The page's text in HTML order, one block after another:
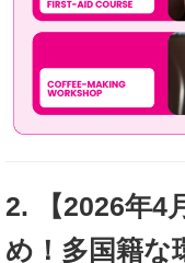
2. 【2026年4
め！多国籍な